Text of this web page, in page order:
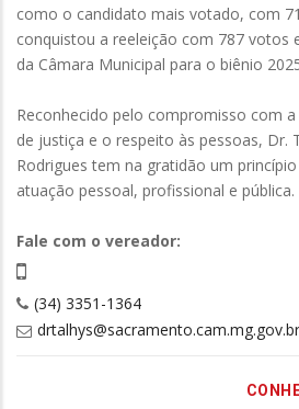
como o candidato mais votado, com
conquistou a reeleição com 787 votos
da Câmara Municipal para o biênio
Reconhecido pelo compromisso com
de justiça e o respeito às pessoas, Dr.
Rodrigues tem na gratidão um
atuação pessoal, profissional e pública.
Fale com o vereador:
(34) 3351-1364
drtalhys@sacramento.cam.mg.gov.br